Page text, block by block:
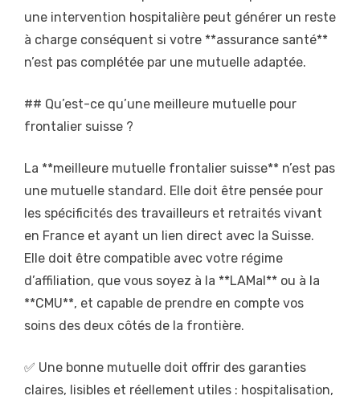
une intervention hospitalière peut générer un reste
à charge conséquent si votre **assurance santé**
n’est pas complétée par une mutuelle adaptée.
## Qu’est-ce qu’une meilleure mutuelle pour
frontalier suisse ?
La **meilleure mutuelle frontalier suisse** n’est pas
une mutuelle standard. Elle doit être pensée pour
les spécificités des travailleurs et retraités vivant
en France et ayant un lien direct avec la Suisse.
Elle doit être compatible avec votre régime
d’affiliation, que vous soyez à la **LAMal** ou à la
**CMU**, et capable de prendre en compte vos
soins des deux côtés de la frontière.
✅ Une bonne mutuelle doit offrir des garanties
claires, lisibles et réellement utiles : hospitalisation,